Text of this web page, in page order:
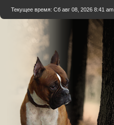
Текущее время: Сб авг 08, 2026 8:41 am